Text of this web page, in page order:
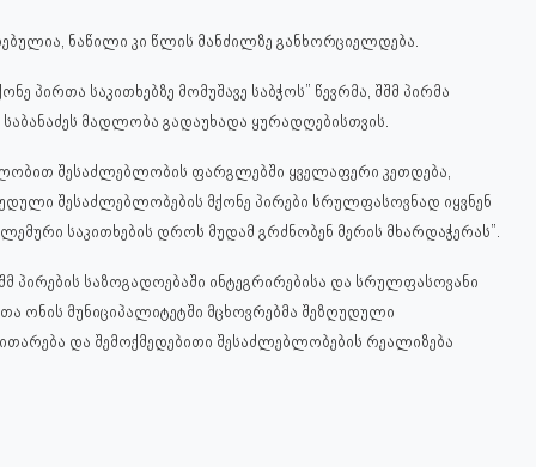
ნაწილი კი წლის მანძილზე განხორციელდება.
პირთა საკითხებზე მომუშავე საბჭოს” წევრმა, შშმ პირმა
მადლობა გადაუხადა ყურადღებისთვის.
შესაძლებლობის ფარგლებში ყველაფერი კეთდება,
შესაძლებლობების მქონე პირები სრულფასოვნად იყვნენ
საკითხების დროს მუდამ გრძნობენ მერის მხარდაჭერას”.
პირების საზოგადოებაში ინტეგრირებისა და სრულფასოვანი
ონის მუნიციპალიტეტში მცხოვრებმა შეზღუდული
და შემოქმედებითი შესაძლებლობების რეალიზება